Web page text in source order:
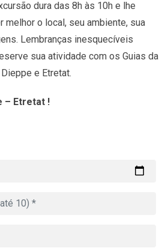
dura das 8h às 10h e lhe
melhor o local, seu ambiente, sua
Lembranças inesquecíveis
sua atividade com os Guias da
e Etretat.
– Etretat !